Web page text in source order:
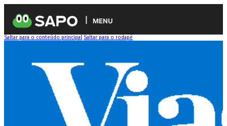
MENU
Saltar para o conteúdo principal Saltar para o rodapé